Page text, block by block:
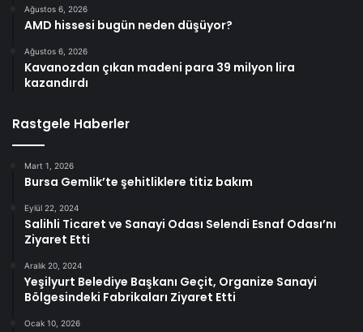
Ağustos 6, 2026
AMD hissesi bugün neden düşüyor?
Ağustos 6, 2026
Kavanozdan çıkan madeni para 39 milyon lira
kazandırdı
Rastgele Haberler
Mart 1, 2026
Bursa Gemlik’te şehitliklere titiz bakım
Eylül 22, 2024
Salihli Ticaret ve Sanayi Odası Selendi Esnaf Odası’nı
Ziyaret Etti
Aralık 20, 2024
Yeşilyurt Belediye Başkanı Geçit, Organize Sanayi
Bölgesindeki Fabrikaları Ziyaret Etti
Ocak 10, 2026